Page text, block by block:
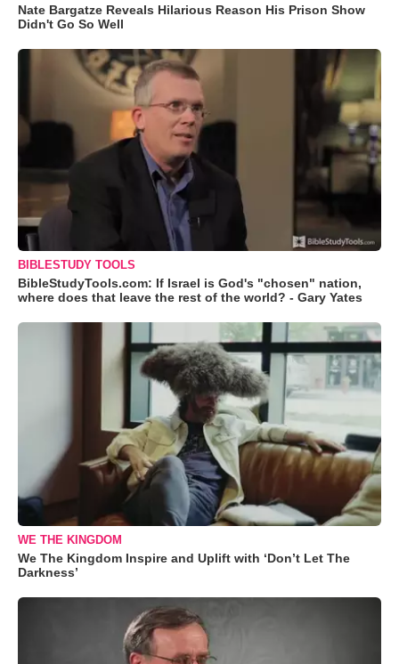
Nate Bargatze Reveals Hilarious Reason His Prison Show
Didn't Go So Well
BIBLESTUDY TOOLS
BibleStudyTools.com: If Israel is God's "chosen" nation,
where does that leave the rest of the world? - Gary Yates
WE THE KINGDOM
We The Kingdom Inspire and Uplift with ‘Don’t Let The
Darkness’